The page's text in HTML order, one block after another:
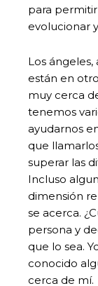
para
evolucionar
Los
están en
muy cerca
tenemos
ayudarnos
que
superar las
Incluso
dimensión
se acerca.
persona y
que lo sea.
conocido
cerca de mí.